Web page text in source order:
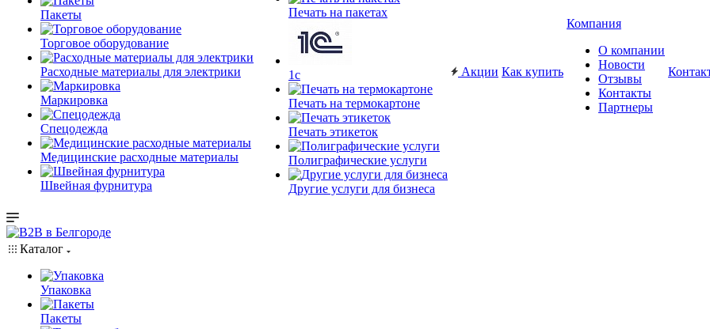
Пакеты
Торговое оборудование
Расходные материалы для электрики
Маркировка
Спецодежда
Медицинские расходные материалы
Швейная фурнитура
Печать на пакетах
1c
Печать на термокартоне
Печать этикеток
Полиграфические услуги
Другие услуги для бизнеса
Акции Как купить
Компания
О компании
Новости
Отзывы
Контакты
Партнеры
Каталог
Упаковка
Пакеты